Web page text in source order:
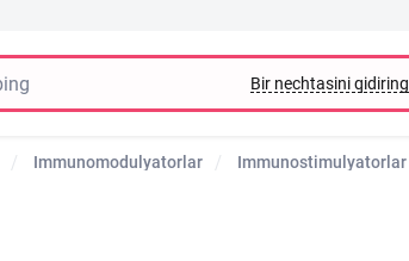
Bir nechtasini qidiring
Immunomodulyatorlar Immunostimulyatorlar